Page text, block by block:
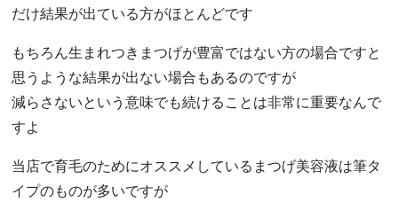
だけ結果が出ている方がほとんどです
もちろん生まれつきまつげが豊富ではない方の場合ですと
思うような結果が出ない場合もあるのですが
減らさないという意味でも続けることは非常に重要なんで
すよ
当店で育毛のためにオススメしているまつげ美容液は筆タ
イプのものが多いですが